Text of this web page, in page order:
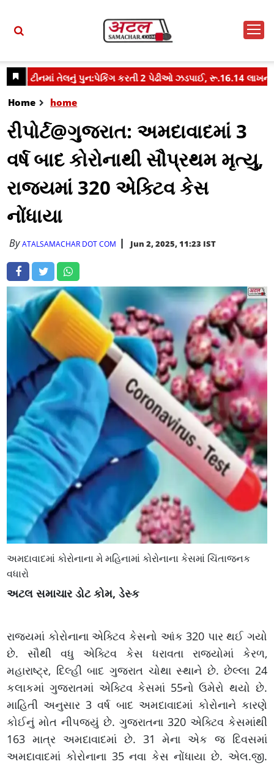
Home home
રીપોર્ટ@ગુજરાત: અમદાવાદમાં 3
વર્ષ બાદ કોરોનાથી સૌપ્રથમ મૃત્યુ,
રાજ્યમાં 320 એક્ટિવ કેસ
નોંધાયા
ByATALSAMACHAR DOT COM Jun 2, 2025, 11:23 IST
અમદાવાદમાં કોરોનાના મે મહિનામાં કોરોનાના કેસમાં ચિંતાજનક
વધારો
અટલ સમાચાર ડોટ કોમ, ડેસ્ક
રાજ્યમાં કોરોનાના એક્ટિવ કેસનો આંક 320 પાર થઈ ગયો
છે. સૌથી વધુ એક્ટિવ કેસ ધરાવતા રાજ્યોમાં કેરળ,
મહારાષ્ટ્ર, દિલ્હી બાદ ગુજરાત ચોથા સ્થાને છે. છેલ્લા 24
કલાકમાં ગુજરાતમાં એક્ટિવ કેસમાં 55નો ઉમેરો થયો છે.
માહિતી અનુસાર 3 વર્ષ બાદ અમદાવાદમાં કોરોનાને કારણે
કોઈનું મોત નીપજ્યું છે. ગુજરાતના 320 એક્ટિવ કેસમાંથી
163 માત્ર અમદાવાદમાં છે. 31 મેના એક જ દિવસમાં
અમદાવાદમાં કોરોનાના 35 નવા કેસ નોંધાયા છે. એલ.જી.